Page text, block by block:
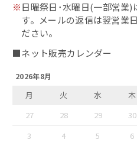
出汁・削り節
鯖カレー
干物
西京味噌漬け
※日曜祭日･水曜日(一部営業)
す。メールの返信は翌営業
ださい。
■ネット販売カレンダー
2026年8月
月 火 水 木
27
28 29 30
3
4 5 6